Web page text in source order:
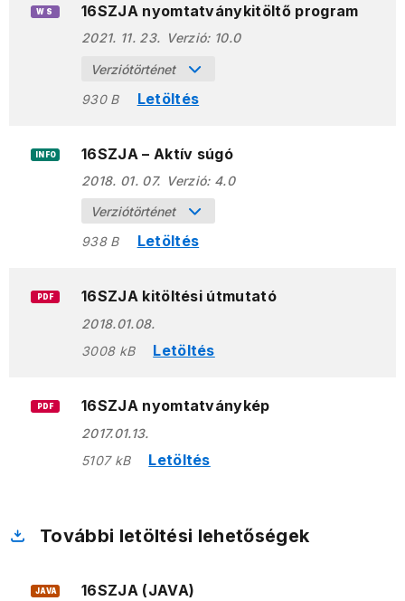
WS 16SZJA nyomtatványkitöltő program
2021. 11. 23. Verzió: 10.0
Verziótörténet
930 B
Letöltés
INFO 16SZJA – Aktív súgó
2018. 01. 07. Verzió: 4.0
Verziótörténet
938 B
Letöltés
PDF 16SZJA kitöltési útmutató
2018.01.08.
3008 kB
Letöltés
PDF 16SZJA nyomtatványkép
2017.01.13.
5107 kB
Letöltés
További letöltési lehetőségek
JAVA 16SZJA (JAVA)